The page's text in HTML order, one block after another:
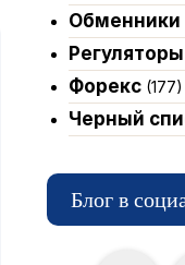
Обменники
Форекс(177)
Черный
Блог в